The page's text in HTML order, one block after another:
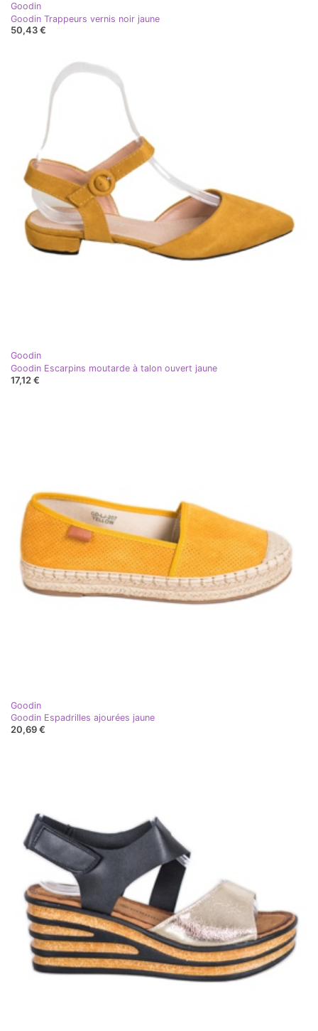
Goodin
Goodin Trappeurs vernis noir jaune
50,43 €
Goodin
Goodin Escarpins moutarde à talon ouvert jaune
17,12 €
Goodin
Goodin Espadrilles ajourées jaune
20,69 €